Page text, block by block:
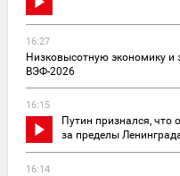
16:27
Низковысотную экономику и
ВЭФ-2026
16:15
Путин признался, что
за пределы
16:14